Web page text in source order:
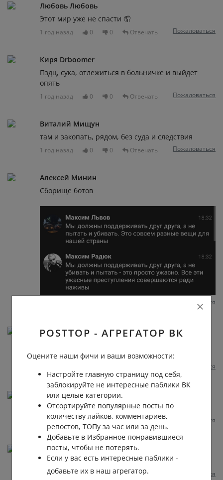
Любовь Любовь
Этот мир уже не спасти 🤦
1 год назад 0 0 Отвечать Пожаловаться
Киря Drboomer
Пздц, сука, отлежиться в больничке и выйдет
опять
1 год назад 0 0 Отвечать Пожаловаться
Виталий Мищун
там и закопать, рядом, без суда и следствия
1 год назад 0 0 Отвечать Пожаловаться
Алексей Минин
Сборище ботов
Пожаловаться
Ярик Кириченко
можно, зачем!!!? Что за монстр , это не девочка.
Пожаловаться
Олеся Удалова
Дали родителям на растерзание, ее с.. у
1 год назад 0 0 Отвечать Пожаловаться
Abu Abdulmalik
смешно
1 год назад 0 0 Отвечать Пожаловаться
POSTTOP - АГРЕГАТОР ВК
Оцените наши фичи и ваши возможности:
Настройте главную страницу под себя,
заблокируйте не интересные паблики ВК
или целые категории.
Отсортируйте популярные посты по
количеству лайков, комментариев,
репостов, ТОПу за час или за день.
Добавьте в Избранное понравившиеся
посты, чтобы не потерять.
Если у вас есть интересные паблики -
добавьте их в наш агрегатор.